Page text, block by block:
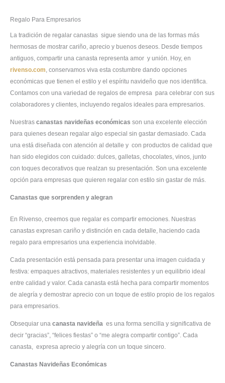
Regalo Para Empresarios
La tradición de regalar canastas sigue siendo una de las formas más
hermosas de mostrar cariño, aprecio y buenos deseos. Desde tiempos
antiguos, compartir una canasta representa amor y unión. Hoy, en
rivenso.com, conservamos viva esta costumbre dando opciones
económicas que tienen el estilo y el espíritu navideño que nos identifica.
Contamos con una variedad de regalos de empresa para celebrar con sus
colaboradores y clientes, incluyendo regalos ideales para empresarios.
Nuestras canastas navideñas económicas son una excelente elección
para quienes desean regalar algo especial sin gastar demasiado. Cada
una está diseñada con atención al detalle y con productos de calidad que
han sido elegidos con cuidado: dulces, galletas, chocolates, vinos, junto
con toques decorativos que realzan su presentación. Son una excelente
opción para empresas que quieren regalar con estilo sin gastar de más.
Canastas que sorprenden y alegran
En Rivenso, creemos que regalar es compartir emociones. Nuestras
canastas expresan cariño y distinción en cada detalle, haciendo cada
regalo para empresarios una experiencia inolvidable.
Cada presentación está pensada para presentar una imagen cuidada y
festiva: empaques atractivos, materiales resistentes y un equilibrio ideal
entre calidad y valor. Cada canasta está hecha para compartir momentos
de alegría y demostrar aprecio con un toque de estilo propio de los regalos
para empresarios.
Obsequiar una canasta navideña es una forma sencilla y significativa de
decir “gracias”, “felices fiestas” o “me alegra compartir contigo”. Cada
canasta, expresa aprecio y alegría con un toque sincero.
Canastas Navideñas Económicas